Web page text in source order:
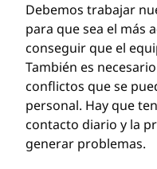
Debemos trabajar
para que sea el más
conseguir que el
También es
conflictos que se
personal. Hay que
contacto diario y la
generar problemas.